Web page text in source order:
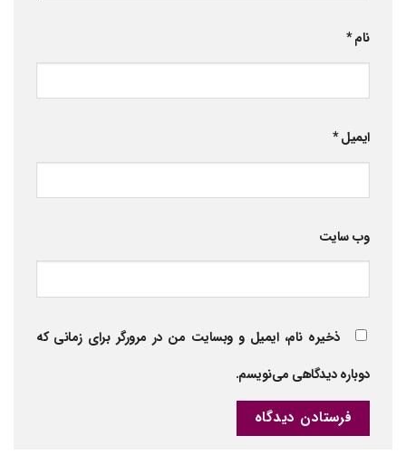
نام*
ایمیل*
وب‌ سایت
ذخیره نام، ایمیل و وبسایت من در مرورگر برای زمانی که
دوباره دیدگاهی می‌نویسم.